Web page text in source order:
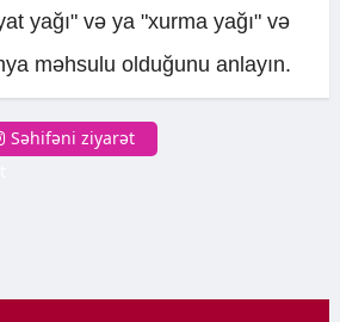
yağı" və ya "xurma yağı" və
məhsulu olduğunu anlayın.
Səhifəni ziyarət